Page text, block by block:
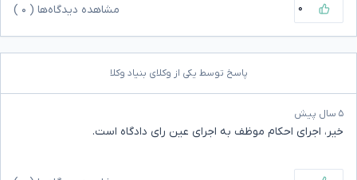
۰ مشاهده دیدگاه‌ها ( ۰
پاسخ توسط یکی از وکلای بنیاد وکلا
۵ سال پیش
خیر، اجرای احکام موظف به اجرای عین رای دادگاه است.